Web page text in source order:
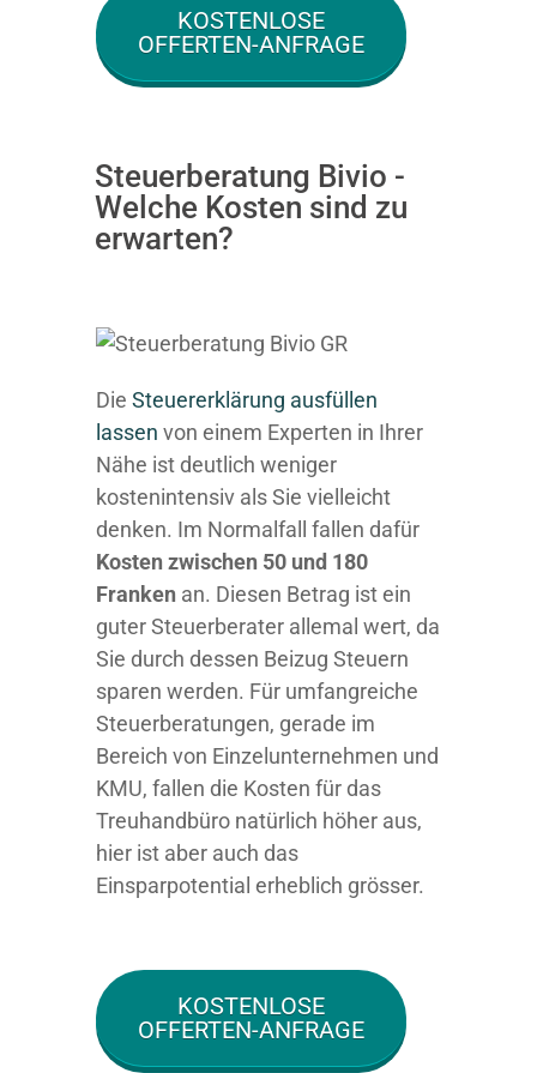
KOSTENLOSE
OFFERTEN-ANFRAGE
Steuerberatung Bivio -
Welche Kosten sind zu
erwarten?
Die Steuererklärung ausfüllen
lassen von einem Experten in Ihrer
Nähe ist deutlich weniger
kostenintensiv als Sie vielleicht
denken. Im Normalfall fallen dafür
Kosten zwischen 50 und 180
Franken an. Diesen Betrag ist ein
guter Steuerberater allemal wert, da
Sie durch dessen Beizug Steuern
sparen werden. Für umfangreiche
Steuerberatungen, gerade im
Bereich von Einzelunternehmen und
KMU, fallen die Kosten für das
Treuhandbüro natürlich höher aus,
hier ist aber auch das
Einsparpotential erheblich grösser.
KOSTENLOSE
OFFERTEN-ANFRAGE